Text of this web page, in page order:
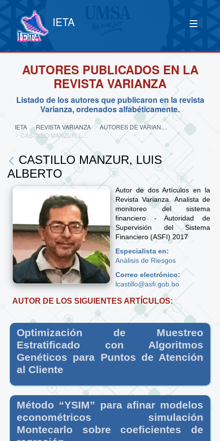
IETA
AUTORES PUBLICADOS EN LA
REVISTA VARIANZA
Listado de los autores que publicaron en la revista
Varianza, ordenados alfabéticamente.
IETA REVISTA VARIANZA
AUTORES DE VARIANZA
CASTILLO MANZUR, LUIS ALBERTO
CASTILLO MANZUR, LUIS
ALBERTO
Autor de dos Artículos en la
Revista Varianza. Analista de
monitoreo del sistema
financiero - Autoridad de
Supervisión del Sistema
Financiero (ASFI) 2017
Especialista en:
Análisis de Riesgos
Correo electrónico:
lcastillo@asfi.gob.bo
AUTOR DE LOS SIGUIENTES ARTÍCULOS:
Optimización de Muestreo
Estratificado con Algoritmos
Genéticos para Puntos de Atención
al Cliente
Método “YSIM” para afinar modelos
econométricos simulación
Montecarlo sobre coeficientes de